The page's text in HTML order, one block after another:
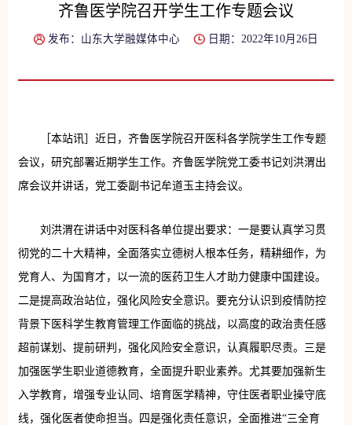
齐鲁医学院召开学生工作专题会议
发布：山东大学融媒体中心 日期：2022年10月26日
［本站讯］近日，齐鲁医学院召开医科各学院学生工作专题
会议，研究部署近期学生工作。齐鲁医学院党工委书记刘洪渭出
席会议并讲话，党工委副书记牟道玉主持会议。
刘洪渭在讲话中对医科各单位提出要求：一是要认真学习贯
彻党的二十大精神，全面落实立德树人根本任务，精耕细作，为
党育人、为国育才，以一流的医药卫生人才助力健康中国建设。
二是提高政治站位，强化风险安全意识。要充分认识到疫情防控
背景下医科学生教育管理工作面临的挑战，以高度的政治责任感
超前谋划、提前研判，强化风险安全意识，认真履职尽责。三是
加强医学生职业道德教育，全面提升职业素养。尤其要加强新生
入学教育，增强专业认同、培育医学精神，守住医者职业操守底
线，强化医者使命担当。四是强化责任意识，全面推进“三全育